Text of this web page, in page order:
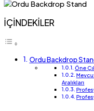
İÇİNDEKİLER
Ordu Backdrop
Öne
Aralıkları